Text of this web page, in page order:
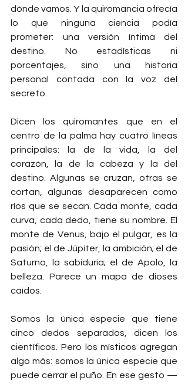
dónde vamos. Y la quiromancia ofrecía
lo que ninguna ciencia podía
prometer: una versión íntima del
destino. No estadísticas ni
porcentajes, sino una historia
personal contada con la voz del
secreto.
Dicen los quiromantes que en el
centro de la palma hay cuatro líneas
principales: la de la vida, la del
corazón, la de la cabeza y la del
destino. Algunas se cruzan, otras se
cortan, algunas desaparecen como
ríos que se secan. Cada monte, cada
curva, cada dedo, tiene su nombre. El
monte de Venus, bajo el pulgar, es la
pasión; el de Júpiter, la ambición; el de
Saturno, la sabiduría; el de Apolo, la
belleza. Parece un mapa de dioses
caídos.
Somos la única especie que tiene
cinco dedos separados, dicen los
científicos. Pero los místicos agregan
algo más: somos la única especie que
puede cerrar el puño. En ese gesto —